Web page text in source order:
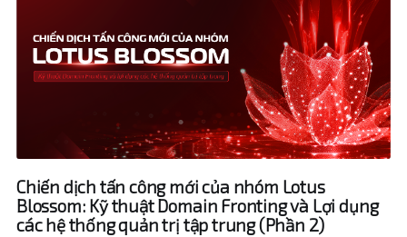
Chiến dịch tấn công mới của nhóm Lotus
Blossom: Kỹ thuật Domain Fronting và Lợi dụng
các hệ thống quản trị tập trung (Phần 2)